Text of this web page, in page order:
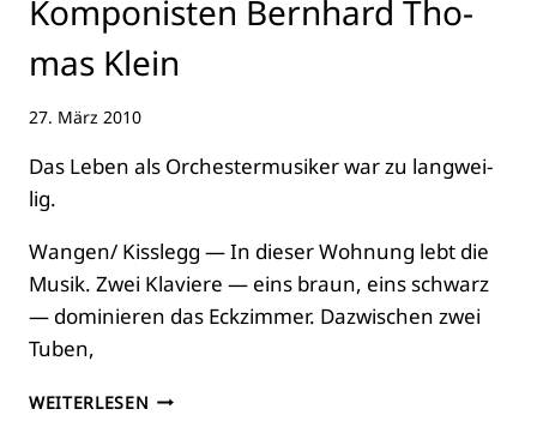
VER­
MEDI­
RUHE
Kom­po­nis­ten Bern­hard Tho­
mas Klein
27. März 2010
Das Leben als Orches­ter­mu­si­ker war zu lang­wei­
lig.
Wangen/ Kiss­legg — In die­ser Woh­nung lebt die
Musik. Zwei Kla­vie­re — eins braun, eins schwarz
— domi­nie­ren das Eck­zim­mer. Dazwi­schen zwei
Tuben,
WEITERLESEN URAUF­